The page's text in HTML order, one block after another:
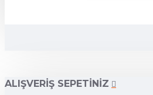
ALIŞVERIŞ SEPETINIZ